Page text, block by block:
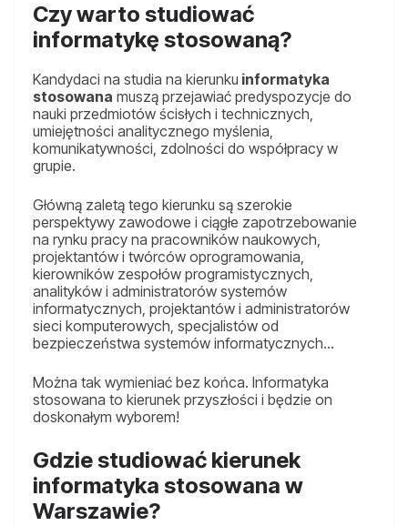
Czy warto studiować
informatykę stosowaną?
Kandydaci na studia na kierunku informatyka
stosowana muszą przejawiać predyspozycje do
nauki przedmiotów ścisłych i technicznych,
umiejętności analitycznego myślenia,
komunikatywności, zdolności do współpracy w
grupie.
Główną zaletą tego kierunku są szerokie
perspektywy zawodowe i ciągłe zapotrzebowanie
na rynku pracy na pracowników naukowych,
projektantów i twórców oprogramowania,
kierowników zespołów programistycznych,
analityków i administratorów systemów
informatycznych, projektantów i administratorów
sieci komputerowych, specjalistów od
bezpieczeństwa systemów informatycznych…
Można tak wymieniać bez końca. Informatyka
stosowana to kierunek przyszłości i będzie on
doskonałym wyborem!
Gdzie studiować kierunek
informatyka stosowana w
Warszawie?